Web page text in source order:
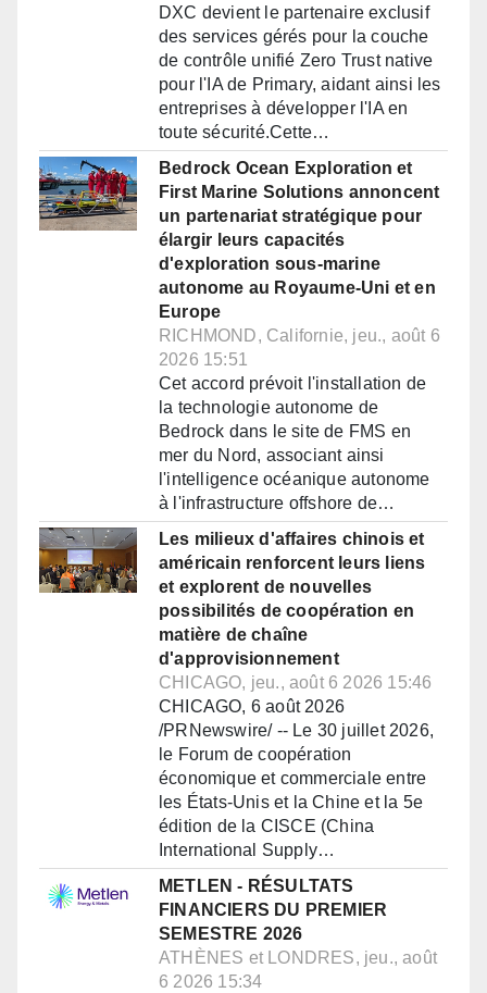
DXC devient le partenaire exclusif
des services gérés pour la couche
de contrôle unifié Zero Trust native
pour l'IA de Primary, aidant ainsi les
entreprises à développer l'IA en
toute sécurité.Cette…
Bedrock Ocean Exploration et
First Marine Solutions annoncent
un partenariat stratégique pour
élargir leurs capacités
d'exploration sous-marine
autonome au Royaume-Uni et en
Europe
RICHMOND, Californie, jeu., août 6
2026 15:51
Cet accord prévoit l'installation de
la technologie autonome de
Bedrock dans le site de FMS en
mer du Nord, associant ainsi
l'intelligence océanique autonome
à l'infrastructure offshore de…
Les milieux d'affaires chinois et
américain renforcent leurs liens
et explorent de nouvelles
possibilités de coopération en
matière de chaîne
d'approvisionnement
CHICAGO, jeu., août 6 2026 15:46
CHICAGO, 6 août 2026
/PRNewswire/ -- Le 30 juillet 2026,
le Forum de coopération
économique et commerciale entre
les États-Unis et la Chine et la 5e
édition de la CISCE (China
International Supply…
METLEN - RÉSULTATS
FINANCIERS DU PREMIER
SEMESTRE 2026
ATHÈNES et LONDRES, jeu., août
6 2026 15:34